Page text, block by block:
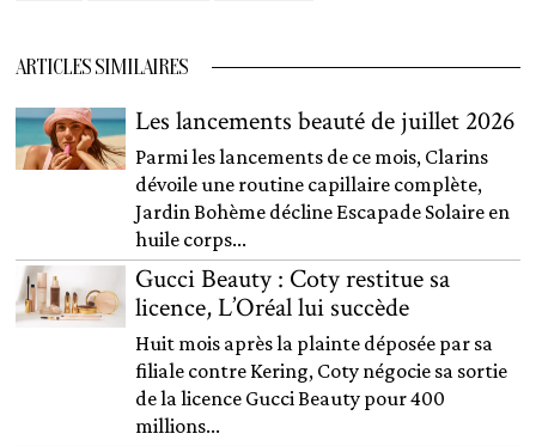
ARTICLES SIMILAIRES
Les lancements beauté de juillet 2026
Parmi les lancements de ce mois, Clarins
dévoile une routine capillaire complète,
Jardin Bohème décline Escapade Solaire en
huile corps...
Gucci Beauty : Coty restitue sa
licence, L’Oréal lui succède
Huit mois après la plainte déposée par sa
filiale contre Kering, Coty négocie sa sortie
de la licence Gucci Beauty pour 400
millions...